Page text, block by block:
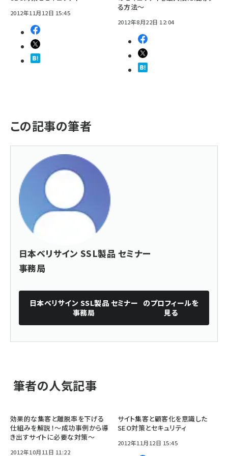
2012年11月12日 15:45
る方法～
2012年8月22日 12:04
この記事の筆者
日本ベリサイン SSL製品 セミナー
事務局
日本ベリサイン SSL製品 セミナー
事務局
のプロフィールを
見る
筆者の人気記事
効果的な集客と離脱率を下げる
仕組みを解説！～成功事例から導
き出すサイトに必要な対策～
2012年10月11日 11:22
サイト集客と顧客化を意識した
SEO対策とセキュリティ
2012年11月12日 15:45